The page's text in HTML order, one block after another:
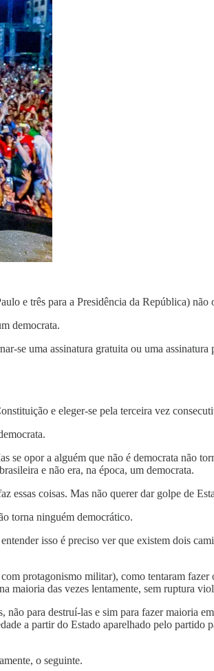
e três para a Presidência da República) não
democrata.
se uma assinatura gratuita ou uma assinatura
e eleger-se pela terceira vez
se opor a alguém que não é democrata não
e não era, na época, um democrata.
coisas. Mas não querer dar golpe de
torna ninguém democrático.
isso é preciso ver que existem dois
protagonismo militar), como tentaram fazer
maioria das vezes lentamente, sem ruptura
para destruí-las e sim para fazer maioria
a partir do Estado aparelhado pelo
o seguinte.